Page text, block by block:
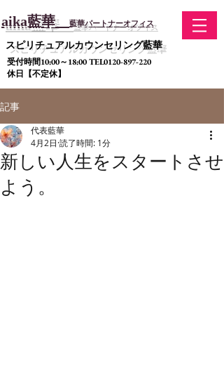
aika藍華 藍華パートナーオフィス
​スピリチュアルカウンセリング藍華
受付時間10:00～18:00 TEL0120-897-220
休日【不定休】
記事
新しい人生をスタートさせ
よう。
代表藍華
4月2日 読了時間: 1分